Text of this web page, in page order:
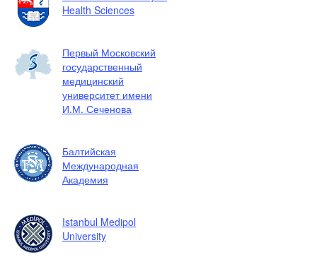
Health Sciences
Первый Московский
государственный
медицинский
университет имени
И.М. Сеченова
Балтийская
Международная
Академия
Istanbul Medipol
University